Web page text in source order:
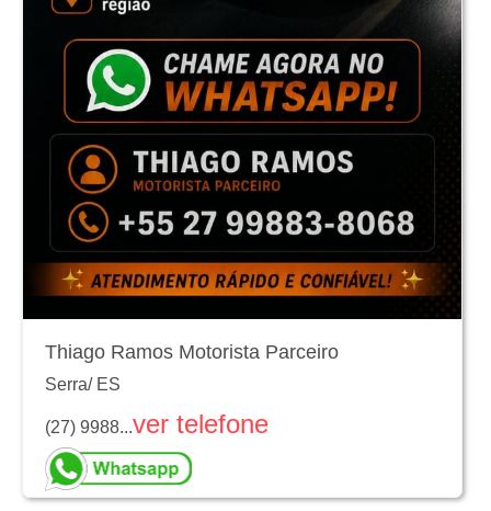
Thiago Ramos Motorista Parceiro
Serra/ ES
(27) 9988...ver telefone